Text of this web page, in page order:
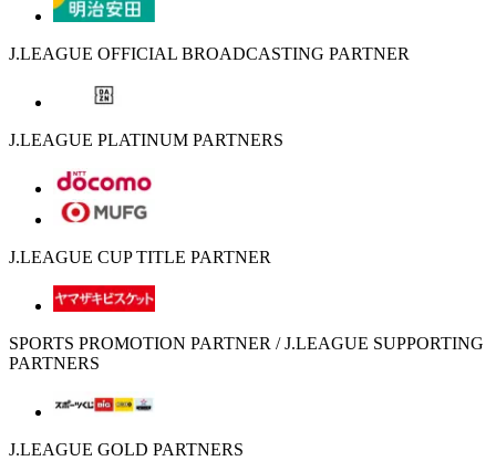
J.LEAGUE OFFICIAL BROADCASTING PARTNER
J.LEAGUE PLATINUM PARTNERS
J.LEAGUE CUP TITLE PARTNER
SPORTS PROMOTION PARTNER / J.LEAGUE SUPPORTING
PARTNERS
J.LEAGUE GOLD PARTNERS